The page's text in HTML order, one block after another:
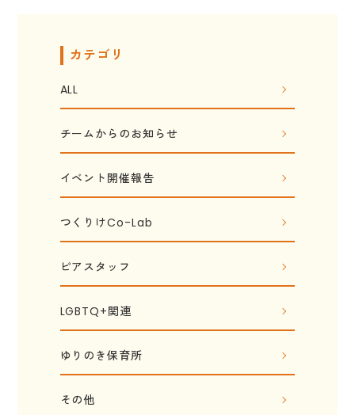
カテゴリ
ALL
チームからのお知らせ
イベント開催報告
つくりけCo-Lab
ピアスタッフ
LGBTQ+関連
ゆりのき保育所
その他